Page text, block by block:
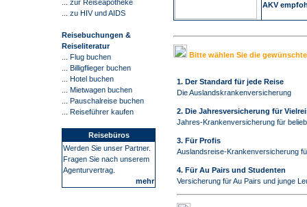
... zur Reiseapotheke
... zu HIV und AIDS
Reisebuchungen &
Reiseliteratur
... Flug buchen
... Billigflieger buchen
Hotel buchen
... Mietwagen buchen
... Pauschalreise buchen
Reiseführer kaufen
Reisebüros
Werden Sie unser Partner.
Fragen Sie nach unserem
Agenturvertrag.
mehr
AKV
Bitte wählen Sie die
1. Der Standard für jede Reise
Die Auslandskrankenversicherung
2. Die Jahresversicherung für
Jahres-Krankenversicherung für
3. Für Profis
Auslandsreise-Krankenversicherung
4. Für Au Pairs und Studenten
Versicherung für Au Pairs und junge